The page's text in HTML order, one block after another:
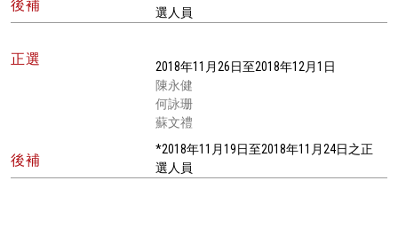
後補
選人員
正選
2018年11月26日至2018年12月1日
陳永健
何詠珊
蘇文禮
後補
*2018年11月19日至2018年11月24日之正
選人員